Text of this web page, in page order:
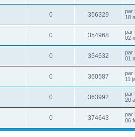
0 356329 par
18
0 354968 par
02
0 354532 par
01
0 360587 par
11
0 363992 par
20
0 374643 par
06